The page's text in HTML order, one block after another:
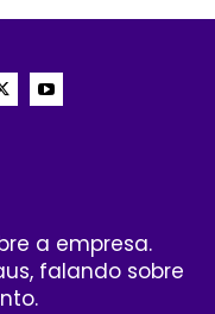
a empresa.
falando sobre